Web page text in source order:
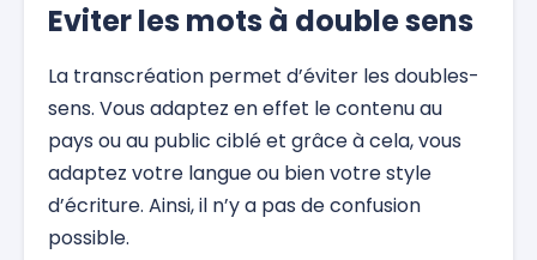
Eviter les mots à double sens
La transcréation permet d’éviter les doubles-
sens. Vous adaptez en effet le contenu au
pays ou au public ciblé et grâce à cela, vous
adaptez votre langue ou bien votre style
d’écriture. Ainsi, il n’y a pas de confusion
possible.